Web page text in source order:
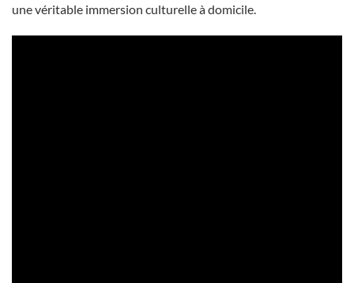
une véritable immersion culturelle à domicile.